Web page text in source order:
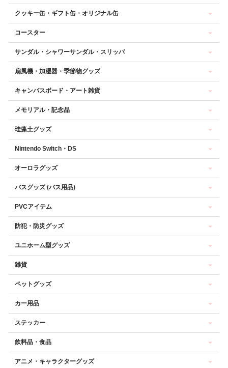
クッキー缶・ギフト缶・オリジナル缶
コースター
サンダル・シャワーサンダル・スリッパ
扇風機・加湿器・季節物グッズ
キャンバスボード・アート雑貨
メモリアル・記念品
珪藻土グッズ
Nintendo Switch・DS
オーロラグッズ
バスグッズ (バス用品)
PVCアイテム
防犯・防災グッズ
ユニホーム型グッズ
雑貨
ペットグッズ
カー用品
ステッカー
飲料品・食品
アニメ・キャラクターグッズ